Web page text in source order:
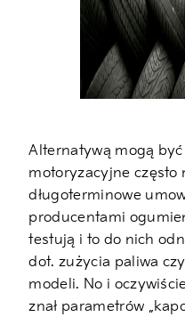
Alternatywą mogą być
motoryzacyjne często
długoterminowe
producentami
testują i to do nich
dot. zużycia paliwa
modeli. No i
znał parametrów